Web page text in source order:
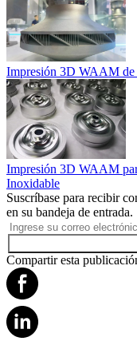
Impresión 3D WAAM
Impresión 3D WAAM
Inoxidable
Suscríbase para recibir
en su bandeja de entrada.
Compartir esta